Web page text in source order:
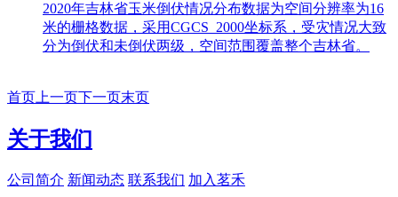
2020年吉林省玉米倒伏情况分布数据为空间分辨率为16
米的栅格数据，采用CGCS_2000坐标系，受灾情况大致
分为倒伏和未倒伏两级，空间范围覆盖整个吉林省。
首页 上一页下一页末页
关于我们
公司简介 新闻动态 联系我们 加入茗禾